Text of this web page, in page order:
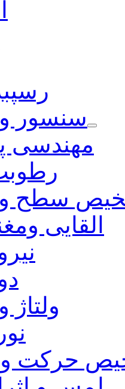
سنسور
مهندسی
سطح و
القایی
ولتاژ
حرکت